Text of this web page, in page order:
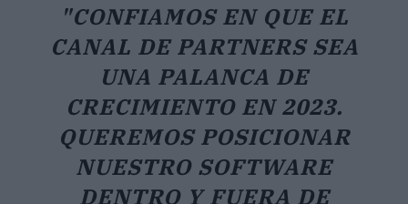
"CONFIAMOS EN QUE EL
CANAL DE PARTNERS SEA
UNA PALANCA DE
CRECIMIENTO EN 2023.
QUEREMOS POSICIONAR
NUESTRO SOFTWARE
DENTRO Y FUERA DE